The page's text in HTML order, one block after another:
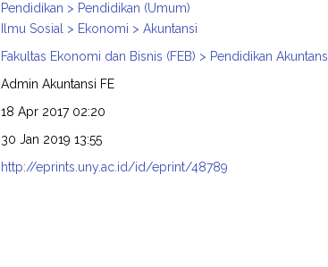
Pendidikan > Pendidikan (Umum)
Ilmu Sosial > Ekonomi > Akuntansi
Fakultas Ekonomi dan Bisnis (FEB) > Pendidikan
Admin Akuntansi FE
18 Apr 2017 02:20
30 Jan 2019 13:55
http://eprints.uny.ac.id/id/eprint/48789